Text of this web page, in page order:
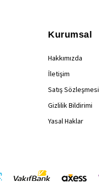
Kurumsal
Hakkımızda
İletişim
Satış Sözleşmesi
Gizlilik Bildirimi
Yasal Haklar